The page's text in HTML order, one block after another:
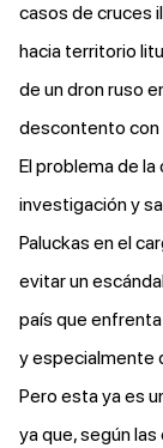
casos de cruces
hacia territorio
de un dron ruso
descontento con
El problema de
investigación y
Paluckas en el
evitar un
país que
y especialmente
Pero esta ya es
ya que, según